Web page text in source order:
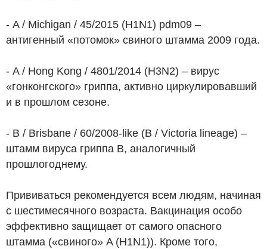
- A / Michigan / 45/2015 (H1N1) pdm09 –
антигенный «потомок» свиного штамма 2009 года.
- A / Hong Kong / 4801/2014 (H3N2) – вирус
«гонконгского» гриппа, активно циркулировавший
и в прошлом сезоне.
- B / Brisbane / 60/2008-like (B / Victoria lineage) –
штамм вируса гриппа B, аналогичный
прошлогоднему.
Прививаться рекомендуется всем людям, начиная
с шестимесячного возраста. Вакцинация особо
эффективно защищает от самого опасного
штамма («свиного» A (H1N1)). Кроме того,